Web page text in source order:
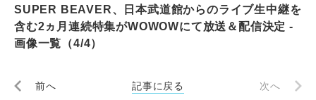
SUPER BEAVER、日本武道館からのライブ生中継を
含む2ヵ月連続特集がWOWOWにて放送＆配信決定 -
画像一覧（4/4）
前へ 記事に戻る 次へ